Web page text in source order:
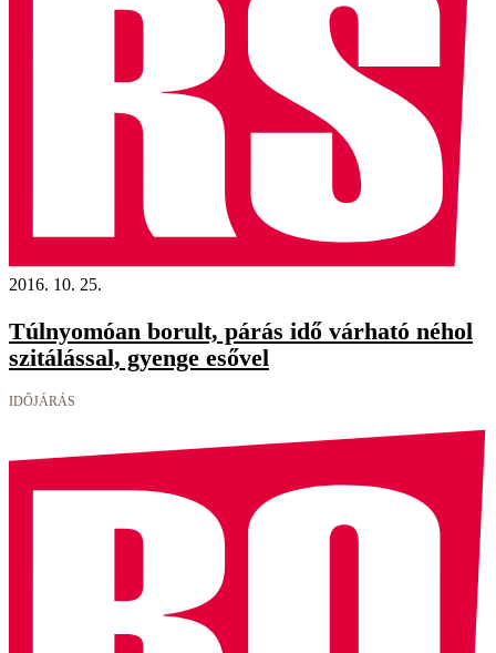
2016. 10. 25.
Túlnyomóan borult, párás idő várható néhol
szitálással, gyenge esővel
IDŐJÁRÁS